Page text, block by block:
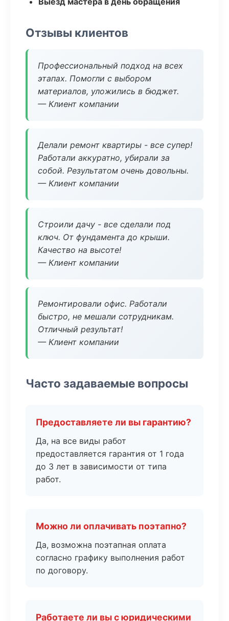
Отзывы клиентов
Профессиональный подход на всех
этапах. Помогли с выбором
материалов, уложились в бюджет.
— Клиент компании
Делали ремонт квартиры - все супер!
Работали аккуратно, убирали за
собой. Результатом очень довольны.
— Клиент компании
Строили дачу - все сделали под
ключ. От фундамента до крыши.
Качество на высоте!
— Клиент компании
Ремонтировали офис. Работали
быстро, не мешали сотрудникам.
Отличный результат!
— Клиент компании
Часто задаваемые вопросы
Предоставляете ли вы гарантию?
Да, на все виды работ
предоставляется гарантия от 1 года
до 3 лет в зависимости от типа
работ.
Можно ли оплачивать поэтапно?
Да, возможна поэтапная оплата
согласно графику выполнения работ
по договору.
Работаете ли вы с юридическими